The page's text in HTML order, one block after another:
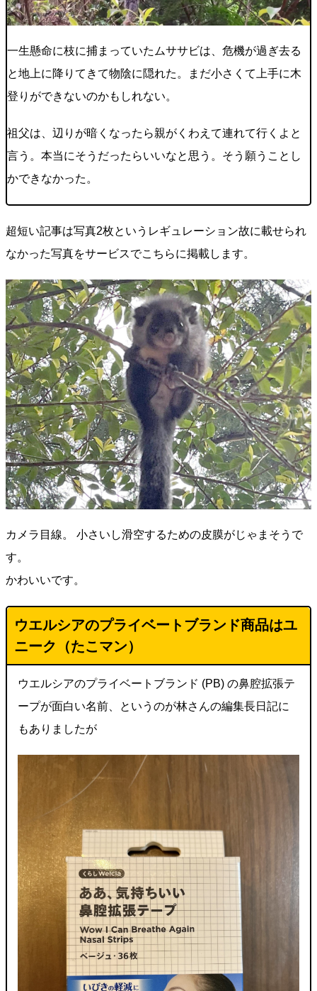
一生懸命に枝に捕まっていたムササビは、危機が過ぎ去る
と地上に降りてきて物陰に隠れた。まだ小さくて上手に木
登りができないのかもしれない。
祖父は、辺りが暗くなったら親がくわえて連れて行くよと
言う。本当にそうだったらいいなと思う。そう願うことし
かできなかった。
超短い記事は写真2枚というレギュレーション故に載せられ
なかった写真をサービスでこちらに掲載します。
カメラ目線。 小さいし滑空するための皮膜がじゃまそうで
す。
かわいいです。
ウエルシアのプライベートブランド商品はユ
ニーク（たこマン）
ウエルシアのプライベートブランド (PB) の鼻腔拡張テ
ープが面白い名前、というのが林さんの編集長日記に
もありましたが